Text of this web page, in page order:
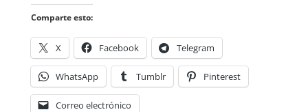
Comparte esto:
X Facebook Telegram
WhatsApp Tumblr Pinterest
Correo electrónico